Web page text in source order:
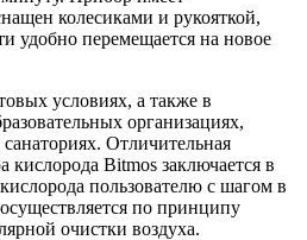
колесиками и рукояткой,
удобно перемещается на новое
условиях, а также в
организациях,
Отличительная
кислорода Bitmos заключается в
пользователю с шагом в
по принципу
очистки воздуха.